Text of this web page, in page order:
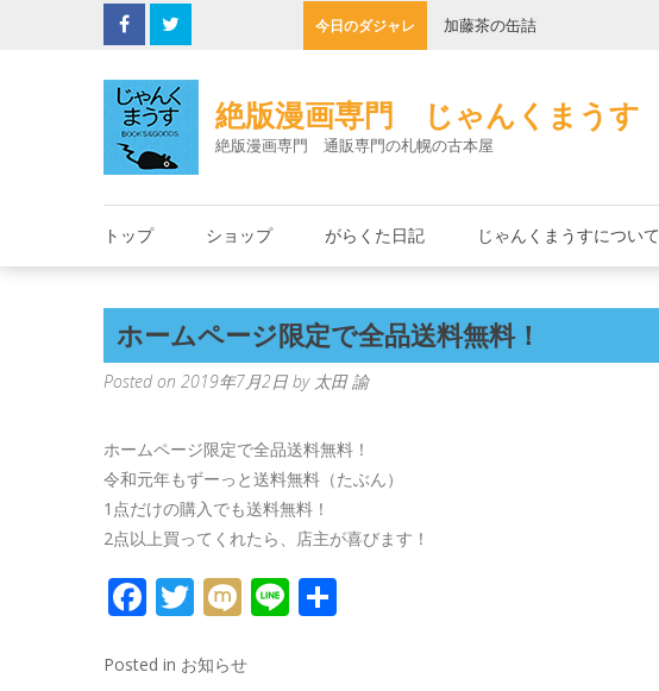
今日のダジャレ 加藤茶の缶詰
絶版漫画専門 じゃんくまうす
絶版漫画専門 通販専門の札幌の古本屋
トップ ショップ がらくた日記 じゃんくまうすについて
ホームページ限定で全品送料無料！
Posted on 2019年7月2日 by 太田 諭
ホームページ限定で全品送料無料！
令和元年もずーっと送料無料（たぶん）
1点だけの購入でも送料無料！
2点以上買ってくれたら、店主が喜びます！
FACEBOOK
TWITTER
MIXILINE
Posted in お知らせ